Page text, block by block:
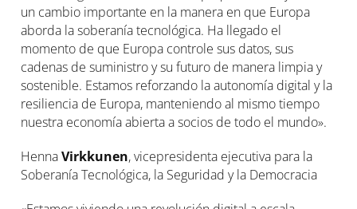
un cambio importante en la manera en que Europa
aborda la soberanía tecnológica. Ha llegado el
momento de que Europa controle sus datos, sus
cadenas de suministro y su futuro de manera limpia y
sostenible. Estamos reforzando la autonomía digital y la
resiliencia de Europa, manteniendo al mismo tiempo
nuestra economía abierta a socios de todo el mundo».
HennaVirkkunen, vicepresidenta ejecutiva para la
Soberanía Tecnológica, la Seguridad y la Democracia